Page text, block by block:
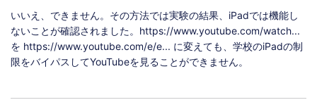
いいえ、できません。その方法では実験の結果、iPadでは機能し
ないことが確認されました。https://www.youtube.com/watch...
を https://www.youtube.com/e/e... に変えても、学校のiPadの制
限をバイパスしてYouTubeを見ることができません。